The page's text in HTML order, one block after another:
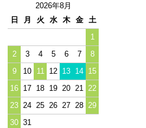
2026年8月
日
月 火 水 木 金
土
1
2
3 4 5 6 7
8
9
10 11 12 13 14 15
16 17 18 19 20 21
22
23 24 25 26 27 28 29
30 31